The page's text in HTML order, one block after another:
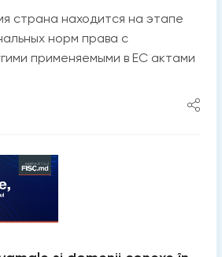
страна находится на этапе
норм права с
применяемыми в ЕС актами